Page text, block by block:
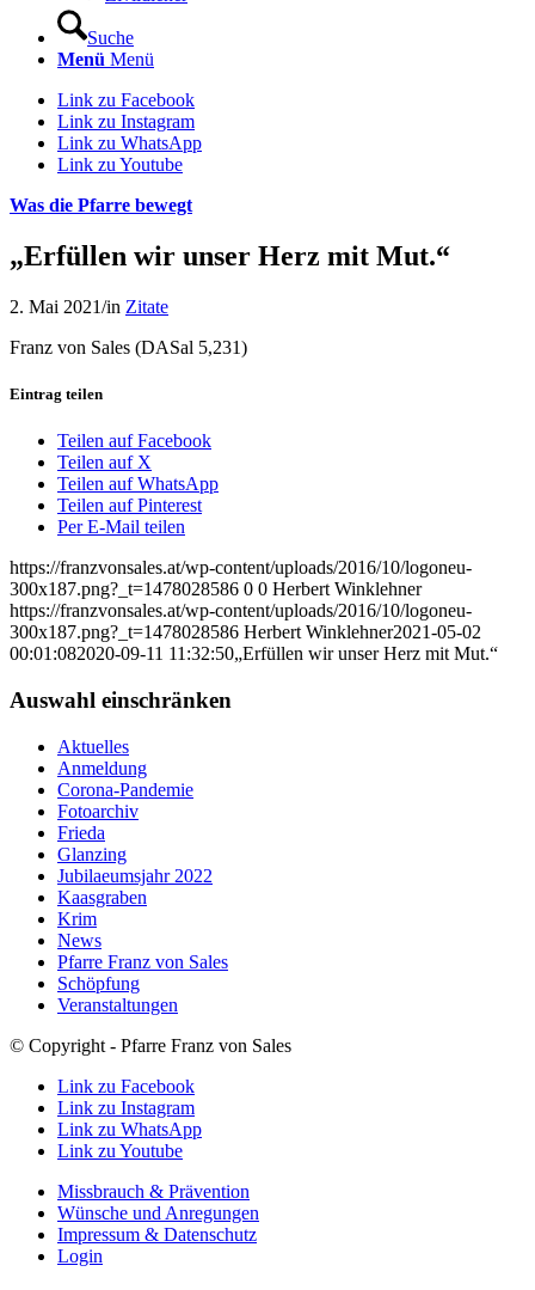
Suche
Menü Menü
Link zu Facebook
Link zu Instagram
Link zu WhatsApp
Link zu Youtube
Was die Pfarre bewegt
„Erfüllen wir unser Herz mit Mut.“
2. Mai 2021/in Zitate
Franz von Sales (DASal 5,231)
Eintrag teilen
Teilen auf Facebook
Teilen auf X
Teilen auf WhatsApp
Teilen auf Pinterest
Per E-Mail teilen
https://franzvonsales.at/wp-content/uploads/2016/10/logoneu-
300x187.png?_t=1478028586 0 0 Herbert Winklehner
https://franzvonsales.at/wp-content/uploads/2016/10/logoneu-
300x187.png?_t=1478028586 Herbert Winklehner2021-05-02
00:01:082020-09-11 11:32:50„Erfüllen wir unser Herz mit Mut.“
Auswahl einschränken
Aktuelles
Anmeldung
Corona-Pandemie
Fotoarchiv
Frieda
Glanzing
Jubilaeumsjahr 2022
Kaasgraben
Krim
News
Pfarre Franz von Sales
Schöpfung
Veranstaltungen
© Copyright - Pfarre Franz von Sales
Link zu Facebook
Link zu Instagram
Link zu WhatsApp
Link zu Youtube
Missbrauch & Prävention
Wünsche und Anregungen
Impressum & Datenschutz
Login